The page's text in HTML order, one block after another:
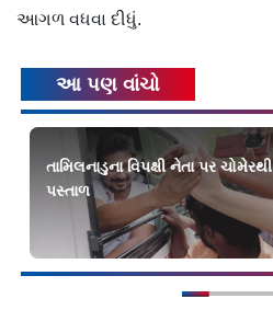
આગળ વધવા દીધું.
આ પણ વાંચો
તામિલનાડુના વિપક્ષી નેતા પર ચોમેરથી
પસ્તાળ